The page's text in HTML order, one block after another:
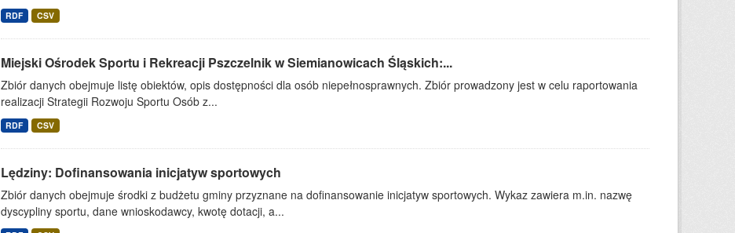
RDF CSV
Miejski Ośrodek Sportu i Rekreacji Pszczelnik w Siemianowicach Śląskich:...
Zbiór danych obejmuje listę obiektów, opis dostępności dla osób niepełnosprawnych. Zbiór prowadzony jest w celu raportowania
realizacji Strategii Rozwoju Sportu Osób z...
RDF CSV
Lędziny: Dofinansowania inicjatyw sportowych
Zbiór danych obejmuje środki z budżetu gminy przyznane na dofinansowanie inicjatyw sportowych. Wykaz zawiera m.in. nazwę
dyscypliny sportu, dane wnioskodawcy, kwotę dotacji, a...